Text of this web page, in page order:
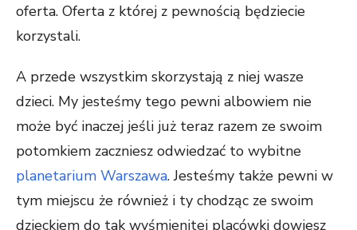
oferta. Oferta z której z pewnością będziecie
korzystali.
A przede wszystkim skorzystają z niej wasze
dzieci. My jesteśmy tego pewni albowiem nie
może być inaczej jeśli już teraz razem ze swoim
potomkiem zaczniesz odwiedzać to wybitne
planetarium Warszawa. Jesteśmy także pewni w
tym miejscu że również i ty chodząc ze swoim
dzieckiem do tak wyśmienitej placówki dowiesz